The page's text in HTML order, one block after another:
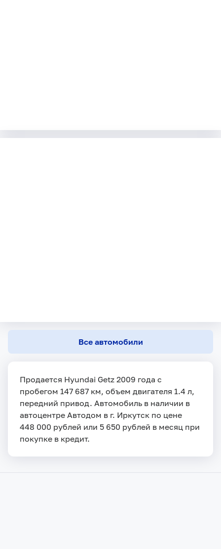
Все автомобили
Продается Hyundai Getz 2009 года с
пробегом 147 687 км, объем двигателя 1.4 л,
передний привод. Автомобиль в наличии в
автоцентре Автодом в г. Иркутск по цене
448 000 рублей или 5 650 рублей в месяц при
покупке в кредит.